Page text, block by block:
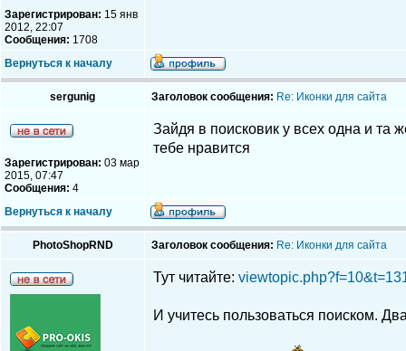
Зарегистрирован: 15 янв
2012, 22:07
Сообщения: 1708
Вернуться к началу
sergunig Заголовок сообщения: Re: Иконки для сайта
Зарегистрирован: 03 мар
2015, 07:47
Сообщения: 4
Зайдя в поисковик у всех одна и та
тебе нравится
Вернуться к началу
PhotoShopRND Заголовок сообщения: Re: Иконки для сайта
Тут читайте:
И учитесь пользоваться поиском.